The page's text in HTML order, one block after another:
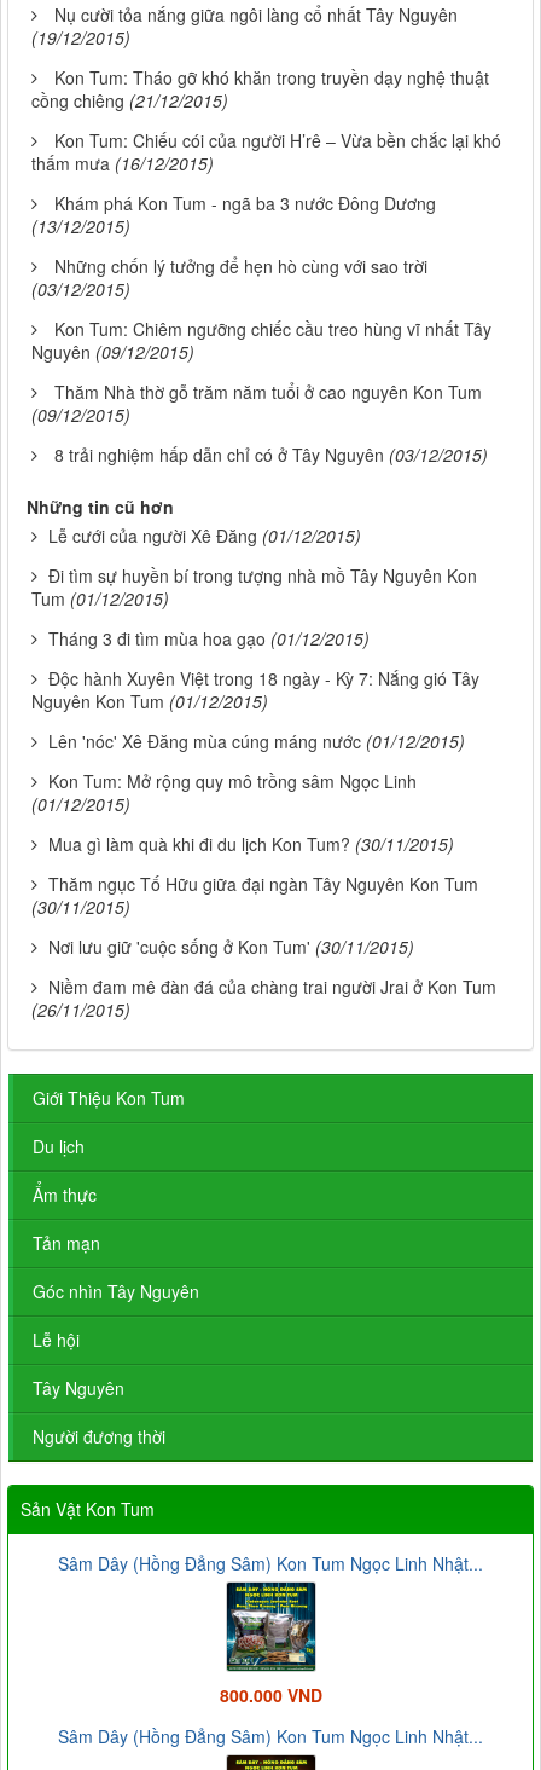
Nụ cười tỏa nắng giữa ngôi làng cổ nhất Tây Nguyên
(19/12/2015)
Kon Tum: Tháo gỡ khó khăn trong truyền dạy nghệ thuật
cồng chiêng (21/12/2015)
Kon Tum: Chiếu cói của người H’rê – Vừa bền chắc lại khó
thấm mưa (16/12/2015)
Khám phá Kon Tum - ngã ba 3 nước Đông Dương
(13/12/2015)
Những chốn lý tưởng để hẹn hò cùng với sao trời
(03/12/2015)
Kon Tum: Chiêm ngưỡng chiếc cầu treo hùng vĩ nhất Tây
Nguyên (09/12/2015)
Thăm Nhà thờ gỗ trăm năm tuổi ở cao nguyên Kon Tum
(09/12/2015)
8 trải nghiệm hấp dẫn chỉ có ở Tây Nguyên (03/12/2015)
Những tin cũ hơn
Lễ cưới của người Xê Đăng (01/12/2015)
Đi tìm sự huyền bí trong tượng nhà mồ Tây Nguyên Kon
Tum (01/12/2015)
Tháng 3 đi tìm mùa hoa gạo (01/12/2015)
Độc hành Xuyên Việt trong 18 ngày - Kỳ 7: Nắng gió Tây
Nguyên Kon Tum (01/12/2015)
Lên 'nóc' Xê Đăng mùa cúng máng nước (01/12/2015)
Kon Tum: Mở rộng quy mô trồng sâm Ngọc Linh
(01/12/2015)
Mua gì làm quà khi đi du lịch Kon Tum? (30/11/2015)
Thăm ngục Tố Hữu giữa đại ngàn Tây Nguyên Kon Tum
(30/11/2015)
Nơi lưu giữ 'cuộc sống ở Kon Tum' (30/11/2015)
Niềm đam mê đàn đá của chàng trai người Jrai ở Kon Tum
(26/11/2015)
Giới Thiệu Kon Tum
Du lịch
Ẩm thực
Tản mạn
Góc nhìn Tây Nguyên
Lễ hội
Tây Nguyên
Người đương thời
Sản Vật Kon Tum
Sâm Dây (Hồng Đẳng Sâm) Kon Tum Ngọc Linh Nhật...
800.000 VND
Sâm Dây (Hồng Đẳng Sâm) Kon Tum Ngọc Linh Nhật...